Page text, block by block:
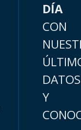
DÍA
CON
DATOS
Y